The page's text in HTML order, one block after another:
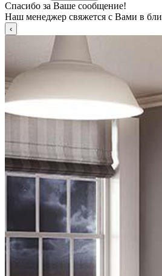
Спасибо за Ваше сообщение!
Наш менеджер свяжется с Вами в